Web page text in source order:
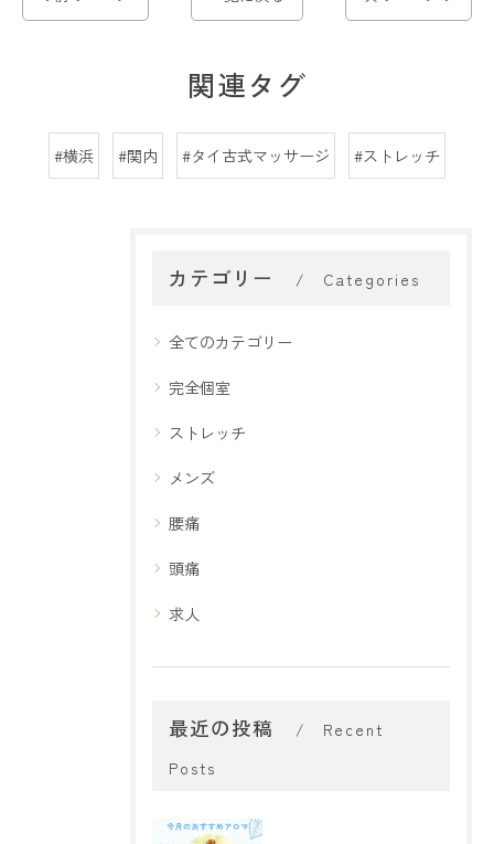
関連タグ
#横浜 #関内 #タイ古式マッサージ #ストレッチ
カテゴリー Categories
全てのカテゴリー
完全個室
ストレッチ
メンズ
腰痛
頭痛
求人
最近の投稿
Recent
Posts